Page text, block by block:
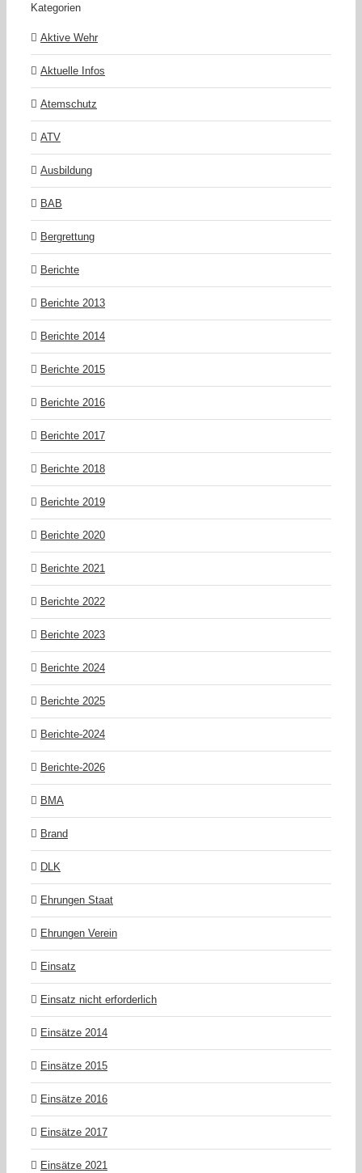
Kategorien
Aktive Wehr
Aktuelle Infos
Atemschutz
ATV
Ausbildung
BAB
Bergrettung
Berichte
Berichte 2013
Berichte 2014
Berichte 2015
Berichte 2016
Berichte 2017
Berichte 2018
Berichte 2019
Berichte 2020
Berichte 2021
Berichte 2022
Berichte 2023
Berichte 2024
Berichte 2025
Berichte-2024
Berichte-2026
BMA
Brand
DLK
Ehrungen Staat
Ehrungen Verein
Einsatz
Einsatz nicht erforderlich
Einsätze 2014
Einsätze 2015
Einsätze 2016
Einsätze 2017
Einsätze 2021